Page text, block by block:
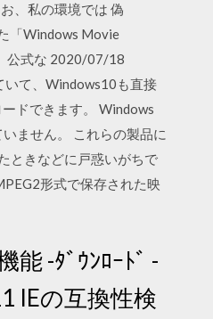
、私の環境では 偽
「Windows Movie
公式な 2020/07/18
いて、Windows10も直接
ドできます。 Windows
ません。 これらの製品に
ときなどに戸惑いがちで
形式で保存された映
-ﾀﾞｳﾝﾛｰﾄﾞ -
IEの互換性検